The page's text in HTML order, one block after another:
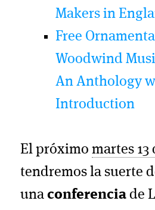
Makers in
Free
Woodwind
An Anthology
Introduction
El próximomartes 13
tendremos la suerte
unaconferencia de